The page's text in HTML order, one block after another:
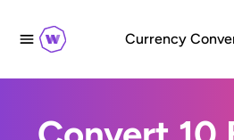
Currency